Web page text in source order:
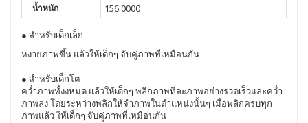
น้ำหนัก 156.0000
● สำหรับเด็กเล็ก
หงายภาพขึ้น แล้วให้เด็กๆ จับคู่ภาพที่เหมือนกัน
● สำหรับเด็กโต
คว่ำภาพทั้งงหมด แล้วให้เด็กๆ พลิกภาพที่ละภาพอย่างรวดเร็วและคว่ำ
ภาพลง โดยระหว่างพลิกให้จำภาพในตำแหน่งนั้นๆ เมื่อพลิกครบทุก
ภาพแล้ว ให้เด็กๆ จับคู่ภาพที่เหมือนกัน